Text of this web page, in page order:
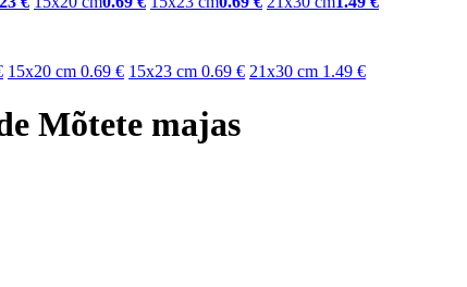
15x20 cm 0.69 € 15x23 cm 0.69 € 21x30 cm 1.49 €
Mõtete majas